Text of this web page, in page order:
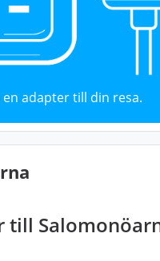
adapter till din resa.
till